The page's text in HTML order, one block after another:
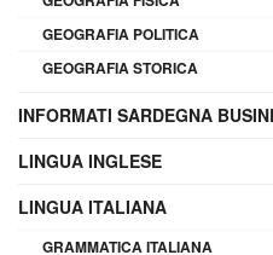
GEOGRAFIA POLITICA
GEOGRAFIA STORICA
INFORMATI SARDEGNA
LINGUA INGLESE
LINGUA ITALIANA
GRAMMATICA ITALIANA